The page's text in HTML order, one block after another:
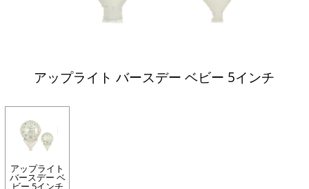
アップライト バースデー ベビー 5インチ
アップライト
バースデー ベ
ビー 5インチ